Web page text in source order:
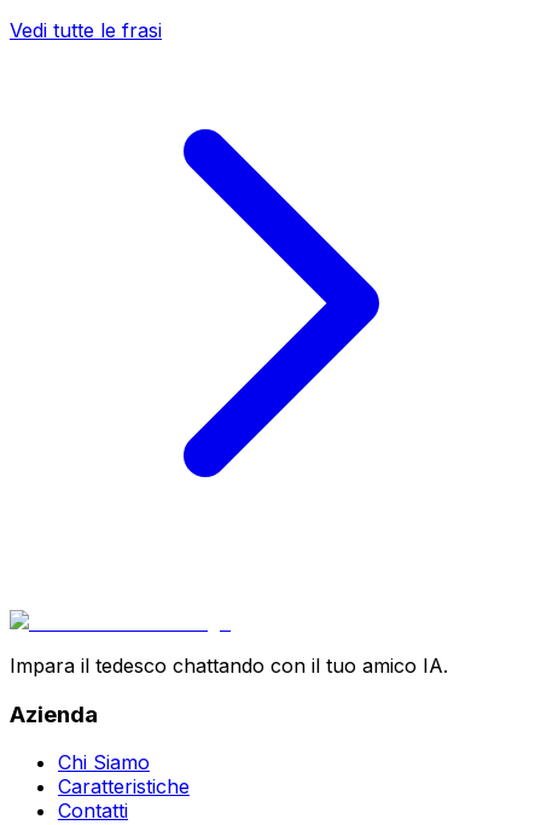
Vedi tutte le frasi
Impara il tedesco chattando con il tuo amico IA.
Azienda
Chi Siamo
Caratteristiche
Contatti